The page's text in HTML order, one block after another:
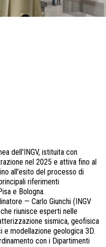
dell'INGV, istituita con
nel 2025 e attiva fino al
all'esito del processo di
riferimenti
e Bologna.
— Carlo Giunchi (INGV
riunisce esperti nelle
sismica, geofisica
modellazione geologica 3D.
con i Dipartimenti